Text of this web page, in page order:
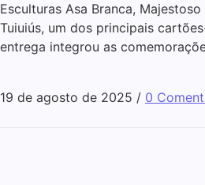
Esculturas Asa Branca,
Tuiuiús, um dos principais
entrega integrou as
19 de agosto de 2025 / 0